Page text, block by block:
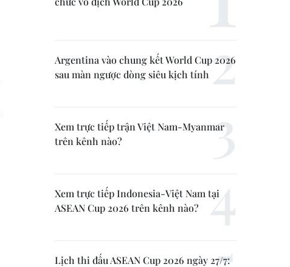
Argentina vào chung kết World Cup 2026
sau màn ngược dòng siêu kịch tính
Xem trực tiếp trận Việt Nam-Myanmar
trên kênh nào?
Xem trực tiếp Indonesia-Việt Nam tại
ASEAN Cup 2026 trên kênh nào?
Lịch thi đấu ASEAN Cup 2026 ngày 27/7: